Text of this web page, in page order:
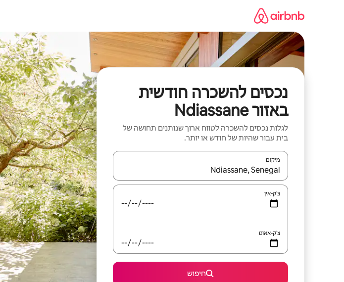
נכסים להשכרה חודשית
באזור Ndiassane
לגלות נכסים להשכרה לטווח ארוך שנותנים תחושה של
בית עבור שהיות של חודש או יותר.
מיקום
כאשר התוצאות יהיו זמינות, יש לנווט עם מקשי החיצים למעלה ולמטה או לעיין בעזרת תנועות מגע
צ'ק-אין
צ'ק-אאוט
חיפוש